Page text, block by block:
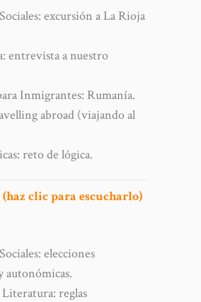
excursión a La Rioja
entrevista a nuestro
Inmigrantes: Rumanía.
abroad (viajando al
reto de lógica.
(haz clic para escucharlo)
elecciones
autonómicas.
reglas